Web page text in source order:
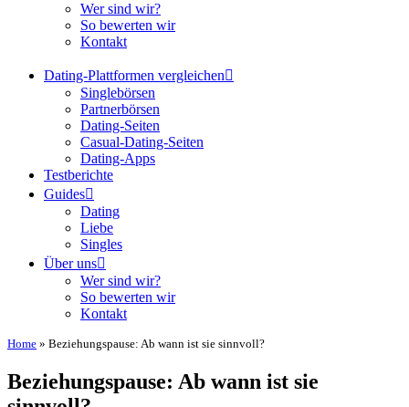
Wer sind wir?
So bewerten wir
Kontakt
Dating-Plattformen vergleichen
Singlebörsen
Partnerbörsen
Dating-Seiten
Casual-Dating-Seiten
Dating-Apps
Testberichte
Guides
Dating
Liebe
Singles
Über uns
Wer sind wir?
So bewerten wir
Kontakt
Home » Beziehungspause: Ab wann ist sie sinnvoll?
Beziehungspause: Ab wann ist sie